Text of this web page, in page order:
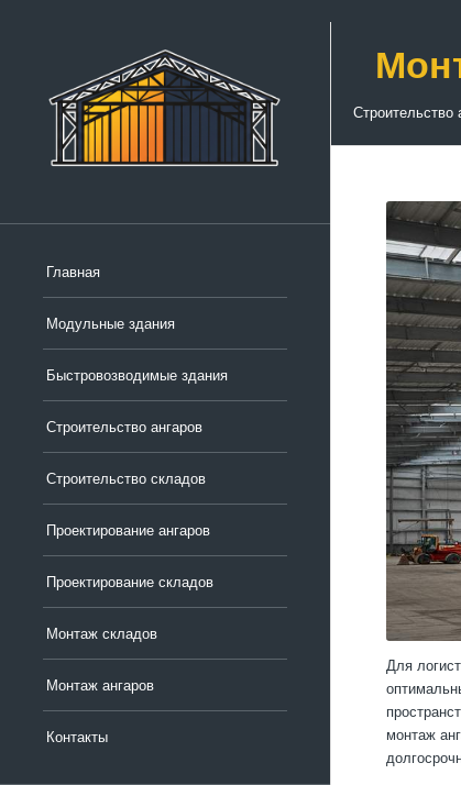
Главная
Модульные здания
Быстровозводимые здания
Строительство ангаров
Строительство складов
Проектирование ангаров
Проектирование складов
Монтаж складов
Монтаж ангаров
Контакты
Строительство
Для
монтаж